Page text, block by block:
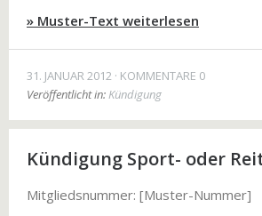
» Muster-Text weiterlesen
31. JANUAR 2012 KOMMENTARE 0
Veröffentlicht in:Kündigung
Kündigung Sport- oder
Mitgliedsnummer: [Muster-Nummer]